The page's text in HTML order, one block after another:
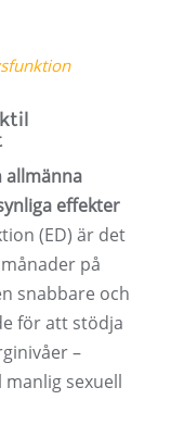
allmänna
effekter
(ED) är det
på
snabbare och
för att stödja
–
sexuell